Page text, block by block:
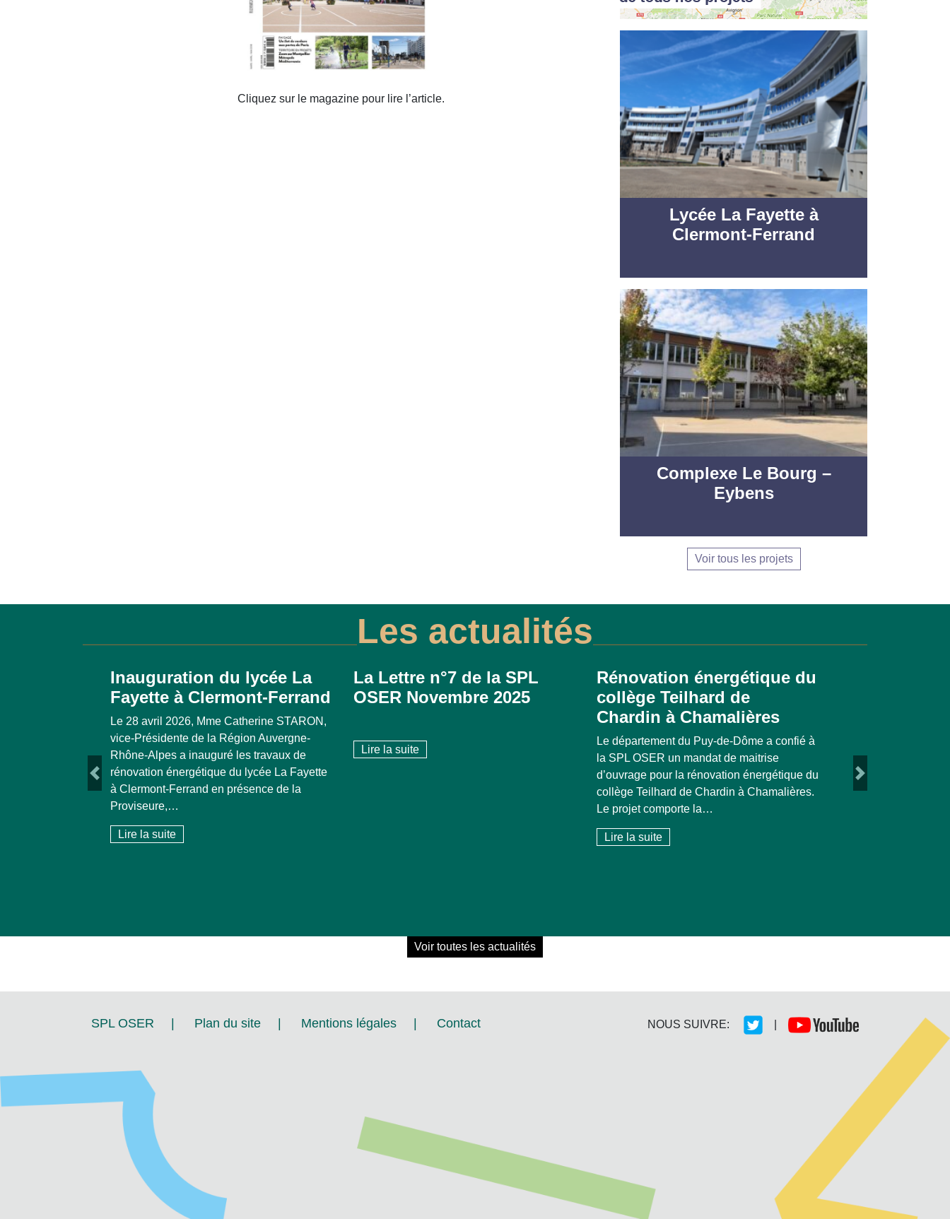
Cliquez sur le magazine pour lire l’article.
Lycée La Fayette à
Clermont-Ferrand
Complexe Le Bourg –
Eybens
Voir tous les projets
Les actualités
Inauguration du lycée La
Fayette à Clermont-Ferrand
Le 28 avril 2026, Mme Catherine STARON,
vice-Présidente de la Région Auvergne-
Rhône-Alpes a inauguré les travaux de
rénovation énergétique du lycée La Fayette
à Clermont-Ferrand en présence de la
Proviseure,…
Lire la suite
La Lettre n°7 de la SPL
OSER Novembre 2025
Lire la suite
Rénovation énergétique du
collège Teilhard de
Chardin à Chamalières
Le département du Puy-de-Dôme a confié à
la SPL OSER un mandat de maitrise
d’ouvrage pour la rénovation énergétique du
collège Teilhard de Chardin à Chamalières.
Le projet comporte la…
Lire la suite
août 2025 avec une
des enseignants et
accompagnés de
Previous
Voir toutes les actualités
SPL OSER | Plan du site | Mentions légales | Contact NOUS SUIVRE: